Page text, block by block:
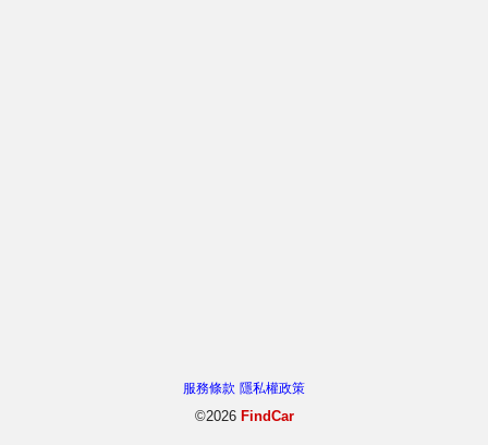
服務條款 隱私權政策
©2026 FindCar